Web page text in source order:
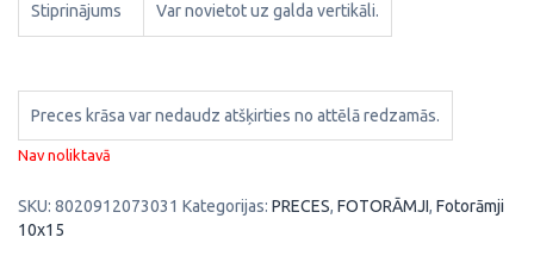
Stiprinājums Var novietot uz galda vertikāli.
Preces krāsa var nedaudz atšķirties no attēlā redzamās.
Nav noliktavā
SKU: 8020912073031 Kategorijas: PRECES, FOTORĀMJI, Fotorāmji
10x15